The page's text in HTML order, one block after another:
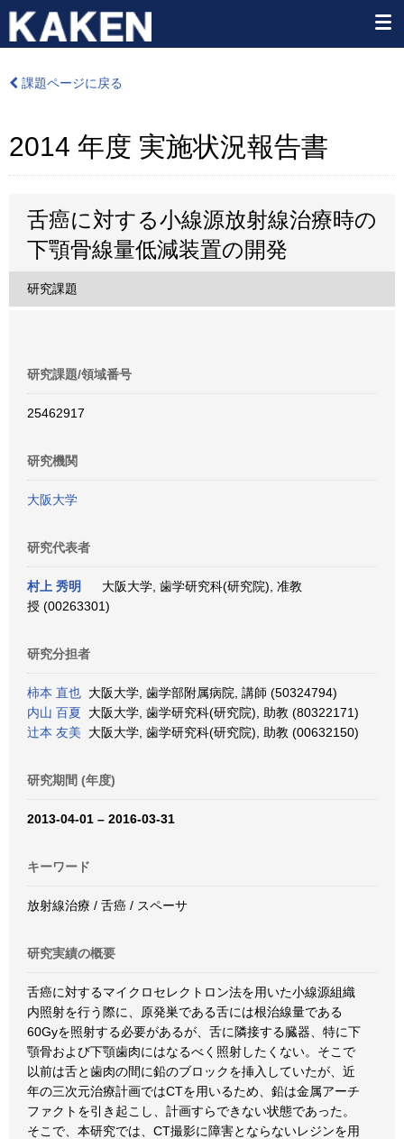
課題ページに戻る
2014 年度 実施状況報告書
舌癌に対する小線源放射線治療時の
下顎骨線量低減装置の開発
研究課題
研究課題/領域番号
25462917
研究機関
大阪大学
研究代表者
村上 秀明
大阪大学, 歯学研究科(研究院), 准教
授 (00263301)
研究分担者
柿本 直也 大阪大学, 歯学部附属病院, 講師 (50324794)
内山 百夏 大阪大学, 歯学研究科(研究院), 助教 (80322171)
辻本 友美 大阪大学, 歯学研究科(研究院), 助教 (00632150)
研究期間 (年度)
2013-04-01 – 2016-03-31
キーワード
放射線治療 / 舌癌 / スペーサ
研究実績の概要
舌癌に対するマイクロセレクトロン法を用いた小線源組織
内照射を行う際に、原発巣である舌には根治線量である
60Gyを照射する必要があるが、舌に隣接する臓器、特に下
顎骨および下顎歯肉にはなるべく照射したくない。そこで
以前は舌と歯肉の間に鉛のブロックを挿入していたが、近
年の三次元治療計画ではCTを用いるため、鉛は金属アーチ
ファクトを引き起こし、計画すらできない状態であった。
そこで、本研究では、CT撮影に障害とならないレジンを用